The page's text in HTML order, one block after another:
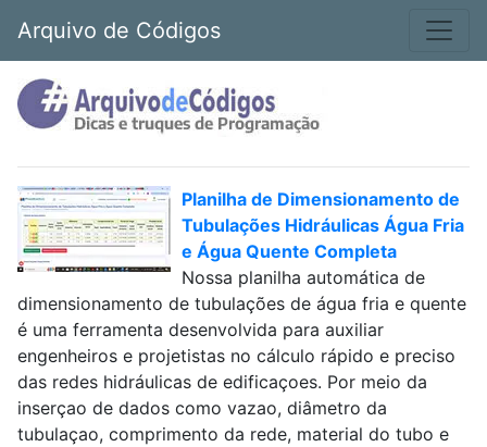
Arquivo de Códigos
Planilha de Dimensionamento de
Tubulações Hidráulicas Água Fria
e Água Quente Completa
Nossa planilha automática de
dimensionamento de tubulações de água fria e quente
é uma ferramenta desenvolvida para auxiliar
engenheiros e projetistas no cálculo rápido e preciso
das redes hidráulicas de edificaçoes. Por meio da
inserçao de dados como vazao, diâmetro da
tubulaçao, comprimento da rede, material do tubo e